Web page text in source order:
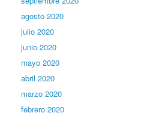
agosto 2020
julio 2020
junio 2020
mayo 2020
abril 2020
marzo 2020
febrero 2020